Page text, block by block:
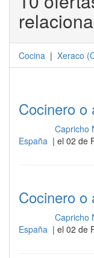
Cocina | Xeraco (
Cocinero o
Capricho
España | el 02 de
Cocinero o
Capricho
España | el 02 de